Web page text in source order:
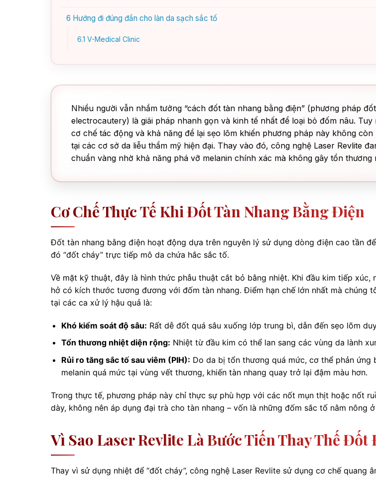
6 Hướng đi đúng đắn cho làn da sạch sắc tố
6.1 V-Medical Clinic
Nhiều người vẫn nhầm tưởng “cách đốt tàn nhang bằng điện” (phương pháp
electrocautery) là giải pháp nhanh gọn và kinh tế nhất để loại bỏ đốm nâu. Tuy
cơ chế tác động và khả năng để lại sẹo lõm khiến phương pháp này không
tại các cơ sở da liễu thẩm mỹ hiện đại. Thay vào đó, công nghệ Laser Revlite
chuẩn vàng nhờ khả năng phá vỡ melanin chính xác mà không gây tổn thương
Cơ Chế Thực Tế Khi Đốt Tàn Nhang Bằng Điện
Đốt tàn nhang bằng điện hoạt động dựa trên nguyên lý sử dụng dòng điện cao tần
đó “đốt cháy” trực tiếp mô da chứa hắc sắc tố.
Về mặt kỹ thuật, đây là hình thức phẫu thuật cắt bỏ bằng nhiệt. Khi đầu kim tiếp
hở có kích thước tương đương với đốm tàn nhang. Điểm hạn chế lớn nhất mà chúng
tại các ca xử lý hậu quả là:
Khó kiểm soát độ sâu: Rất dễ đốt quá sâu xuống lớp trung bì, dẫn đến sẹo lõm
Tổn thương nhiệt diện rộng: Nhiệt từ đầu kim có thể lan sang các vùng da lành
Rủi ro tăng sắc tố sau viêm (PIH): Do da bị tổn thương quá mức, cơ thể phản ứng
melanin quá mức tại vùng vết thương, khiến tàn nhang quay trở lại đậm màu hơn.
Trong thực tế, phương pháp này chỉ thực sự phù hợp với các nốt mụn thịt hoặc nốt
dày, không nên áp dụng đại trà cho tàn nhang – vốn là những đốm sắc tố nằm nông
Vì Sao Laser Revlite Là Bước Tiến Thay Thế Đốt
Thay vì sử dụng nhiệt để “đốt cháy”, công nghệ Laser Revlite sử dụng cơ chế quang